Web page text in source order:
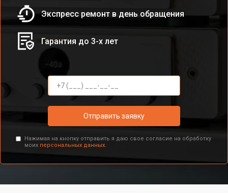
Экспресс ремонт в день обращения
Гарантия до 3-х лет
Отправить заявку
Нажимая на кнопку отправить я даю свое согласие на обработку
моих персональных данных.